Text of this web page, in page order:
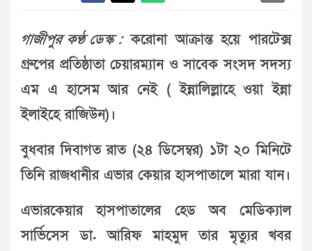
গাজীপুর কণ্ঠ ডেস্ক :করোনা আক্রান্ত হয়ে পারটেক্স
গ্রুপের প্রতিষ্ঠাতা চেয়ারম্যান ও সাবেক সংসদ সদস্য
এম এ হাসেম আর নেই ( ইন্নালিল্লাহে ওয়া ইন্না
ইলাইহে রাজিউন)।
বুধবার দিবাগত রাত (২৪ ডিসেম্বর) ১টা ২০ মিনিটে
তিনি রাজধানীর এভার কেয়ার হাসপাতালে মারা যান।
এভারকেয়ার হাসপাতালের হেড অব মেডিক্যাল
সার্ভিসেস ডা. আরিফ মাহমুদ তার মৃত্যুর খবর